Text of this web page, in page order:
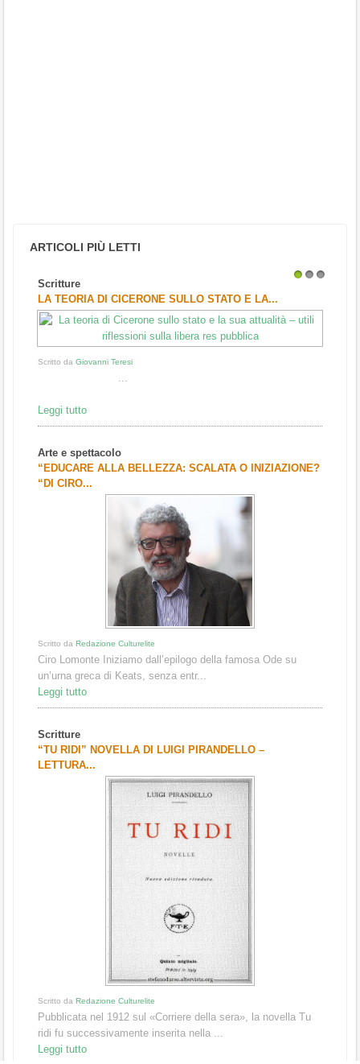
ARTICOLI PIÙ LETTI
Scritture
LA TEORIA DI CICERONE SULLO STATO E LA...
Scritto da Giovanni Teresi
Leggi tutto
Arte e spettacolo
“EDUCARE ALLA BELLEZZA: SCALATA O INIZIAZIONE?
“DI CIRO...
Scritto da Redazione Culturelite
Ciro Lomonte Iniziamo dall’epilogo della famosa Ode su
un’urna greca di Keats, senza entr...
Leggi tutto
Scritture
“TU RIDI” NOVELLA DI LUIGI PIRANDELLO –
LETTURA...
Scritto da Redazione Culturelite
Pubblicata nel 1912 sul «Corriere della sera», la novella Tu
ridi fu successivamente inserita nella ...
Leggi tutto